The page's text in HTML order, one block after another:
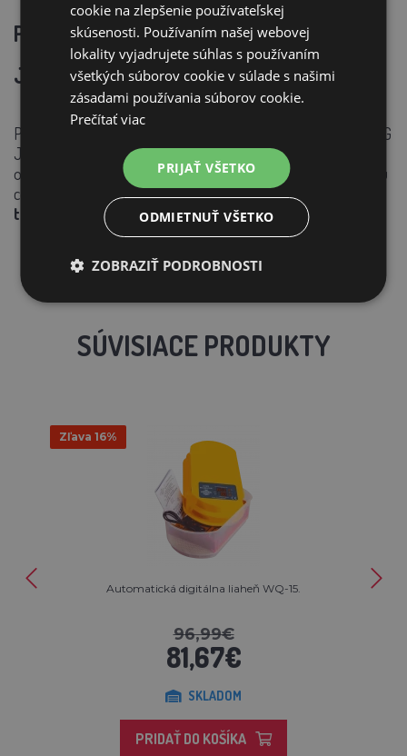
Prečo si vybrať liaheňAGROFORTEL
JJC35?
Pokiaľ hľadáte spoľahlivého partnera pre svoj chov, WONEGG
JJC35 vám ponúka všetko, čo potrebujete – jednoduché
ovládanie, kvalitné materiály a moderné funkcie za rozumnú
cenu.
Či už ste začiatočník, alebo skúsený chovateľ, s
touto liahňou dosiahnete skvelé výsledky.
SÚVISIACE PRODUKTY
Zľava 16%
Automatická digitálna liaheň WQ-15.
96,99€
81,67€
SKLADOM
PRIDAŤ DO KOŠÍKA
cookie na zlepšenie používateľskej
skúsenosti. Používaním našej webovej
lokality vyjadrujete súhlas s používaním
všetkých súborov cookie v súlade s našimi
zásadami používania súborov cookie.
Prečítať viac
PRIJAŤ VŠETKO
ODMIETNUŤ VŠETKO
ZOBRAZIŤ PODROBNOSTI